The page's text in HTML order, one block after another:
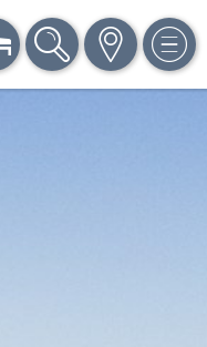
BUCHEN SUCHE KARTE MENÜ